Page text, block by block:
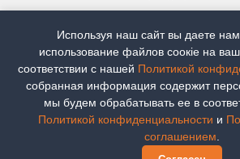
+7 (926) 941-15-51
Наш рейтинг:5
Всего отзывов:8
Для коммерческих
Используя наш сайт вы даете
использование файлов соoкіе на
соответствии с нашей Политикой
собранная информация содержит
мы будем обрабатывать ее в
Политикой конфиденциальности и
соглашением